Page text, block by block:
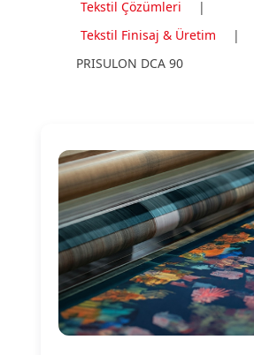
Tekstil Çözümleri
|
Tekstil Finisaj & Üretim
|
PRISULON DCA 90